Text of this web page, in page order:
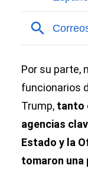
Por su parte,
funcionarios
Trump, tanto
agencias
Estado y la
tomaron una